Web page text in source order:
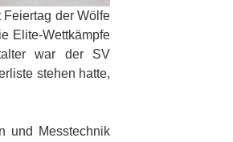
Feiertag der Wölfe
Elite-Wettkämpfe
war der SV
stehen hatte,
und Messtechnik